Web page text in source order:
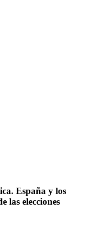
España y los
las elecciones